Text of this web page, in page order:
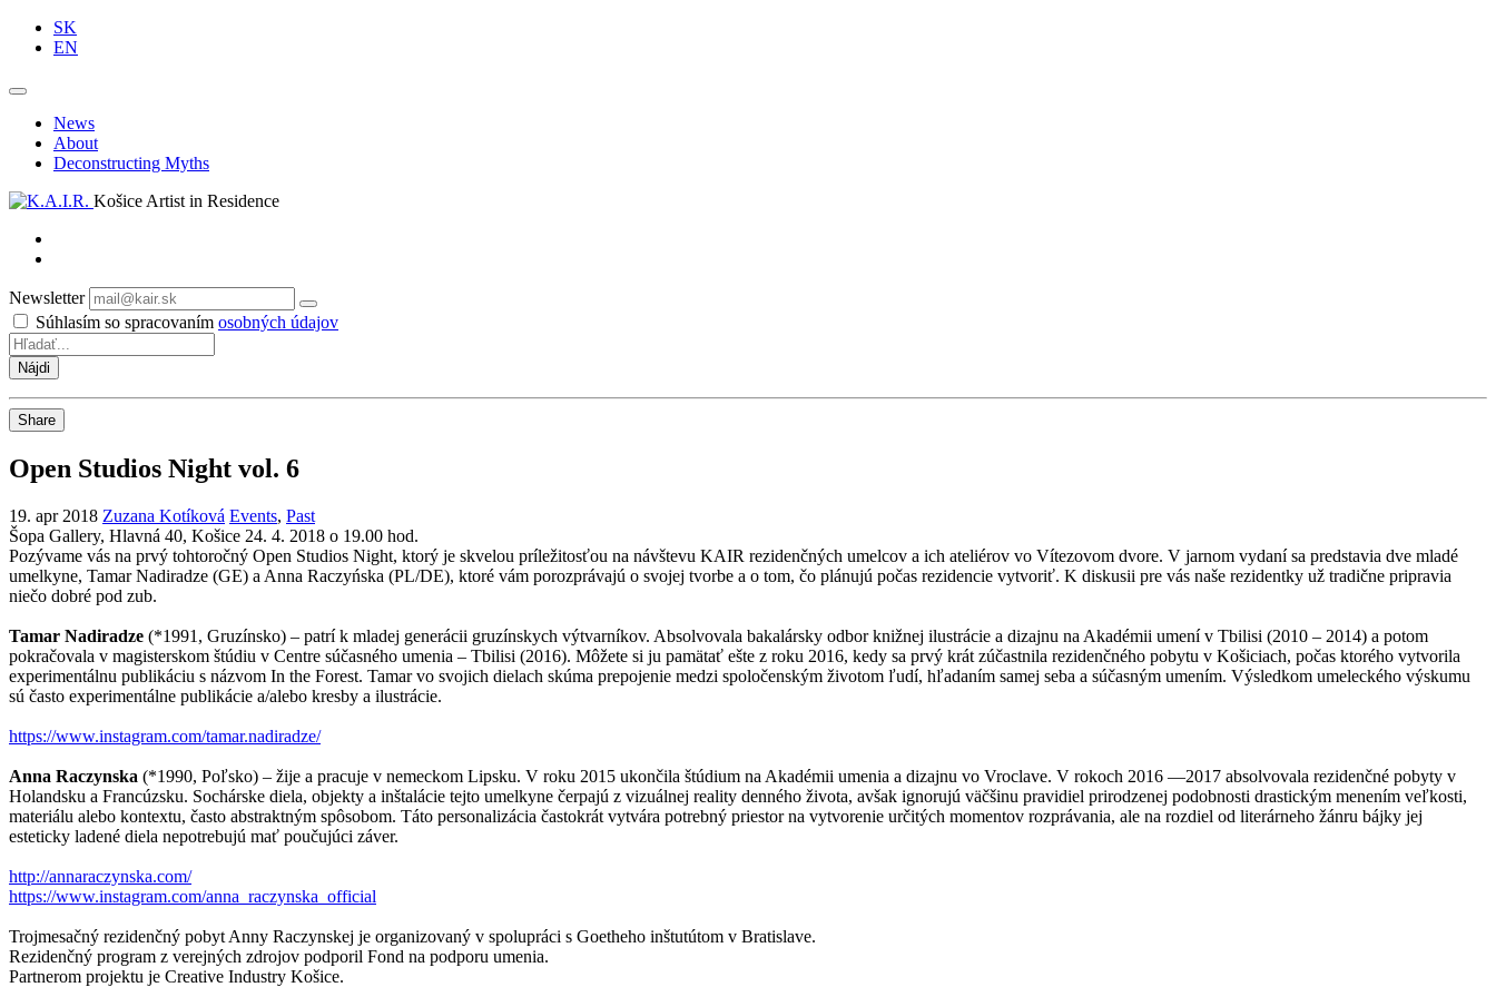
SK
EN
News
About
Deconstructing Myths
Košice Artist in Residence
Newsletter
Odoberať
Súhlasím so spracovaním osobných údajov
Share
Open Studios Night vol. 6
19. apr 2018 Zuzana Kotíková Events, Past
Šopa Gallery, Hlavná 40, Košice 24. 4. 2018 o 19.00 hod.
Pozývame vás na prvý tohtoročný Open Studios Night, ktorý je skvelou príležitosťou na návštevu KAIR rezidenčných umelcov a ich ateliérov vo Vítezovom dvore. V jarnom vydaní sa predstavia dve mladé
umelkyne, Tamar Nadiradze (GE) a Anna Raczyńska (PL/DE), ktoré vám porozprávajú o svojej tvorbe a o tom, čo plánujú počas rezidencie vytvoriť. K diskusii pre vás naše rezidentky už tradične pripravia
niečo dobré pod zub.
Tamar Nadiradze (*1991, Gruzínsko) – patrí k mladej generácii gruzínskych výtvarníkov. Absolvovala bakalársky odbor knižnej ilustrácie a dizajnu na Akadémii umení v Tbilisi (2010 – 2014) a potom
pokračovala v magisterskom štúdiu v Centre súčasného umenia – Tbilisi (2016). Môžete si ju pamätať ešte z roku 2016, kedy sa prvý krát zúčastnila rezidenčného pobytu v Košiciach, počas ktorého vytvorila
experimentálnu publikáciu s názvom In the Forest. Tamar vo svojich dielach skúma prepojenie medzi spoločenským životom ľudí, hľadaním samej seba a súčasným umením. Výsledkom umeleckého výskumu
sú často experimentálne publikácie a/alebo kresby a ilustrácie.
https://www.instagram.com/tamar.nadiradze/
Anna Raczynska (*1990, Poľsko) – žije a pracuje v nemeckom Lipsku. V roku 2015 ukončila štúdium na Akadémii umenia a dizajnu vo Vroclave. V rokoch 2016 —2017 absolvovala rezidenčné pobyty v
Holandsku a Francúzsku. Sochárske diela, objekty a inštalácie tejto umelkyne čerpajú z vizuálnej reality denného života, avšak ignorujú väčšinu pravidiel prirodzenej podobnosti drastickým menením veľkosti,
materiálu alebo kontextu, často abstraktným spôsobom. Táto personalizácia častokrát vytvára potrebný priestor na vytvorenie určitých momentov rozprávania, ale na rozdiel od literárneho žánru bájky jej
esteticky ladené diela nepotrebujú mať poučujúci záver.
http://annaraczynska.com/
https://www.instagram.com/anna_raczynska_official
Trojmesačný rezidenčný pobyt Anny Raczynskej je organizovaný v spolupráci s Goetheho inštutútom v Bratislave.
Rezidenčný program z verejných zdrojov podporil Fond na podporu umenia.
Partnerom projektu je Creative Industry Košice.